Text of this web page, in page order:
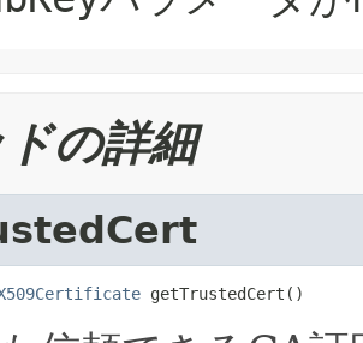
の詳細
getTrustedCert()